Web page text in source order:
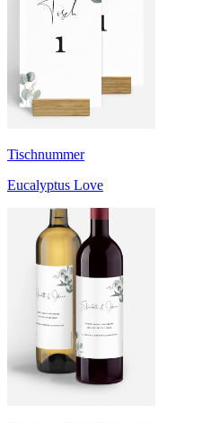
Tischnummer
Eucalyptus Love